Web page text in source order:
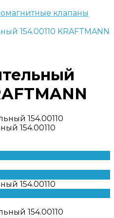
клапаны
154.00110 KRAFTMANN
154.00110
154.00110